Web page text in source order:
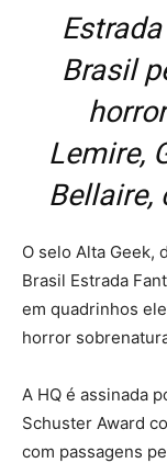
Brasil
Lemire,
Bellaire,
O selo Alta Geek,
Brasil Estrada
em quadrinhos
horror
A HQ é assinada
Schuster Award
com passagens